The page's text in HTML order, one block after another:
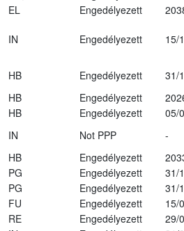
EL Engedélyezett
IN Engedélyezett 15/
HB Engedélyezett
31/
HB Engedélyezett
HB Engedélyezett
05/
IN Not PPP
-
HB Engedélyezett
PG Engedélyezett
31/
PG Engedélyezett
31/
FU Engedélyezett
15/
RE Engedélyezett
29/